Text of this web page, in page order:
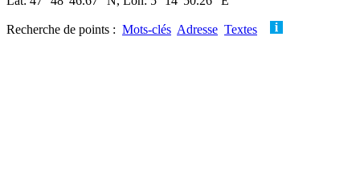
Recherche de points : Mots-clés Adresse Textes